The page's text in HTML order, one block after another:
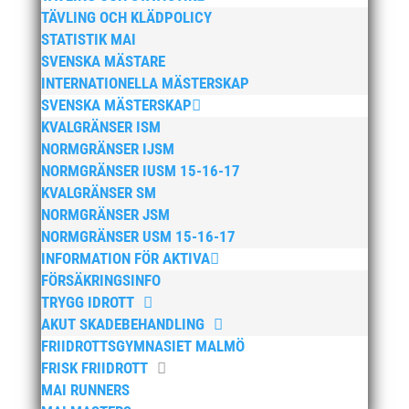
TÄVLING OCH KLÄDPOLICY
STATISTIK MAI
SVENSKA MÄSTARE
INTERNATIONELLA MÄSTERSKAP
SVENSKA MÄSTERSKAP
KVALGRÄNSER ISM
NORMGRÄNSER IJSM
NORMGRÄNSER IUSM 15-16-17
KVALGRÄNSER SM
NORMGRÄNSER JSM
NORMGRÄNSER USM 15-16-17
INFORMATION FÖR AKTIVA
FÖRSÄKRINGSINFO
TRYGG IDROTT
AKUT SKADEBEHANDLING
FRIIDROTTSGYMNASIET MALMÖ
FRISK FRIIDROTT
MAI RUNNERS
januari 2026
december 2025
november 2025
oktober 2025
augusti 2025
juli 2025
april 2025
mars 2025
januari 2025
oktober 2024
september 2024
augusti 2024
juni 2024
april 2024